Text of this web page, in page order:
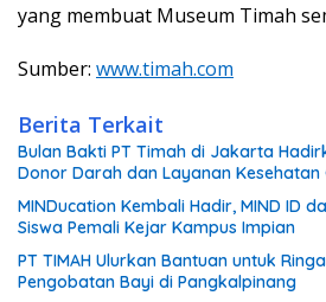
yang membuat Museum Timah
Sumber: www.timah.com
Berita Terkait
Bulan Bakti PT Timah di Jakarta
Donor Darah dan Layanan Kesehatan
MINDucation Kembali Hadir, MIND ID
Siswa Pemali Kejar Kampus Impian
PT TIMAH Ulurkan Bantuan untuk
Pengobatan Bayi di Pangkalpinang